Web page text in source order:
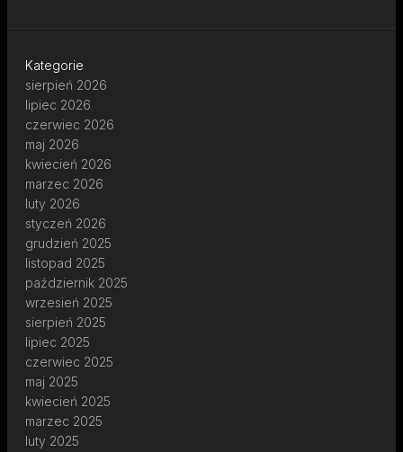
Kategorie
sierpień 2026
lipiec 2026
czerwiec 2026
maj 2026
kwiecień 2026
marzec 2026
luty 2026
styczeń 2026
grudzień 2025
listopad 2025
październik 2025
wrzesień 2025
sierpień 2025
lipiec 2025
czerwiec 2025
maj 2025
kwiecień 2025
marzec 2025
luty 2025